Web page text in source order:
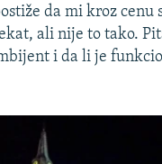
da mi kroz cenu
ali nije to tako.
i da li je